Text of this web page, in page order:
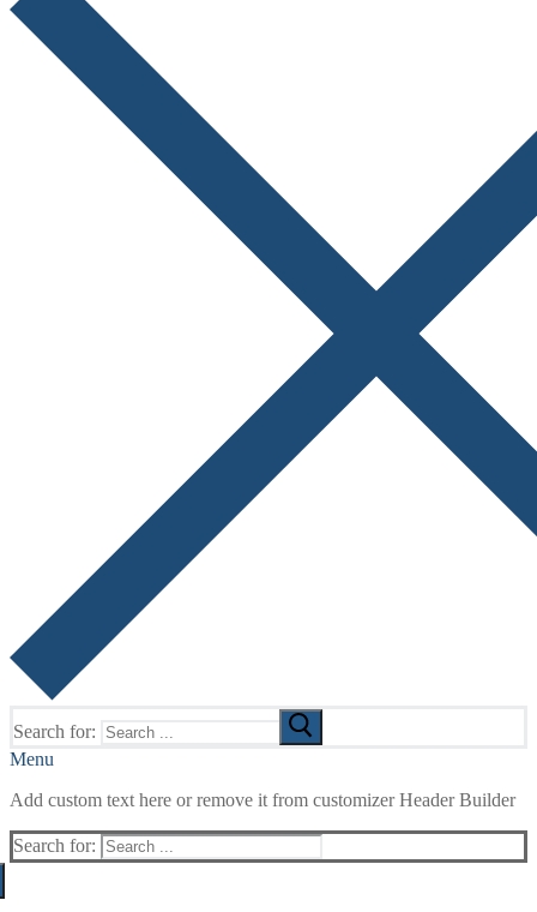
Search for:
Menu
Add custom text here or remove it from customizer Header Builder
Search for: